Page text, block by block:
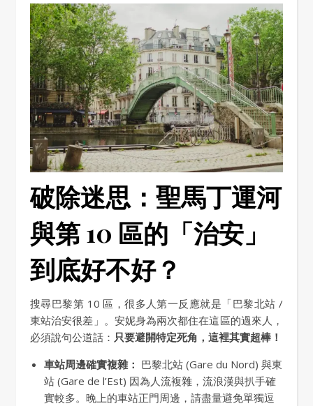
破除迷思：聖馬丁運河
與第 10 區的「治安」
到底好不好？
搜尋巴黎第 10 區，很多人第一反應就是「巴黎北站 /
東站治安很差」。安妮身為兩次都住在這區的過來人，
必須說句公道話： 只要避開特定死角，這裡其實超棒！
車站周邊確實複雜： 巴黎北站 (Gare du Nord) 與東
站 (Gare de l’Est) 因為人流複雜，流浪漢與扒手確
實較多。晚上的車站正門周邊，請盡量避免單獨逗